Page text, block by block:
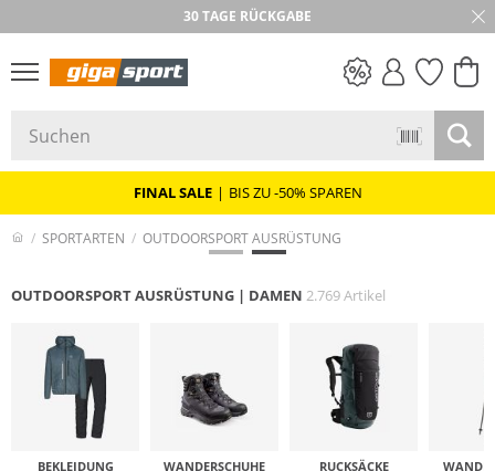
30 TAGE RÜCKGABE
FINAL SALE | BIS ZU -50% SPAREN
SPORTARTEN OUTDOORSPORT AUSRÜSTUNG
OUTDOORSPORT AUSRÜSTUNG | DAMEN 2.769 Artikel
BEKLEIDUNG WANDER­SCHUHE RUCKSÄCKE